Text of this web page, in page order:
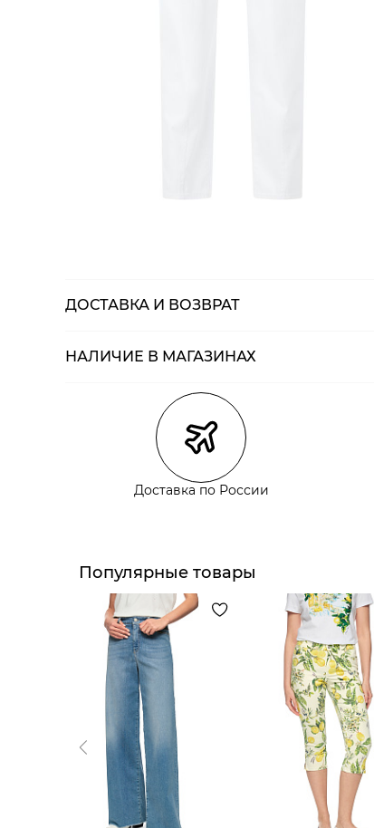
ДОСТАВКА И ВОЗВРАТ
Курьерская доставка СДЭК
Самовывоз из пункта выдачи СДЭК
Самовывоз из наших магазинов
Самовывоз из пункта выдачи СДЭК
НАЛИЧИЕ В МАГАЗИНАХ
Доставка по России
Популярные товары